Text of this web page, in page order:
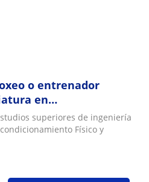
o entrenador
en
y recreación
superiores de ingeniería
Físico y